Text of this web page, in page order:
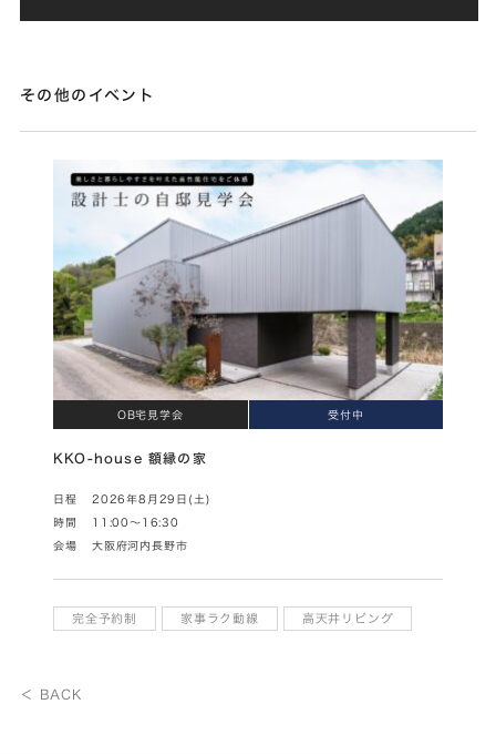
その他のイベント
OB宅見学会 受付中
KKO-house 額縁の家
日程 2026年8月29日(土)
時間 11:00～16:30
会場 大阪府河内長野市
完全予約制 家事ラク動線 高天井リビング
＜ BACK